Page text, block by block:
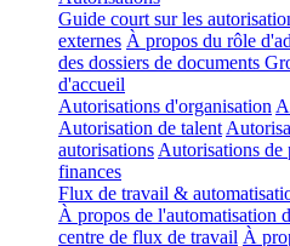
Guide court sur les
externes À propos du rôle
des dossiers de documents
d'accueil
Autorisations d'organisation
Autorisation de talent
autorisations Autorisations de
finances
Flux de travail &
À propos de l'automatisation
centre de flux de travail À